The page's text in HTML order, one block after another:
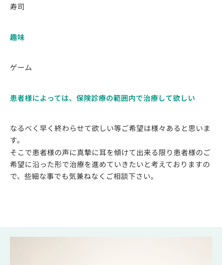
寿司
趣味
ゲーム
患者様によっては、保険診療の範囲内で治療して欲しい
なるべく早く終わらせて欲しい等ご希望は様々あると思いま
す。
そこで患者様の声に真摯に耳を傾けて出来る限り患者様のご
希望に沿った形で治療を進めていきたいと考えておりますの
で、些細な事でも気兼ねなくご相談下さい。